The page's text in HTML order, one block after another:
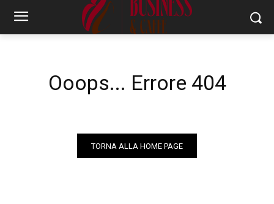
Ooops... Errore 404
TORNA ALLA HOME PAGE